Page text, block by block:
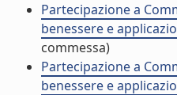
Partecipazione a
benessere e
commessa)
Partecipazione a
benessere e